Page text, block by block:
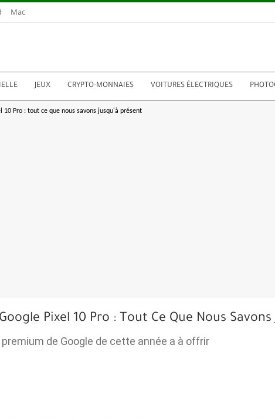
Mac
JEUX CRYPTO-MONNAIES VOITURES ÉLECTRIQUES
10 Pro : tout ce que nous savons jusqu'à présent
Pixel 10 Pro : Tout Ce Que Nous
de Google de cette année a à offrir